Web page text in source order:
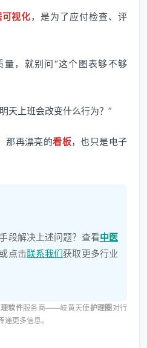
视化，是为了应付检查、评
，就别问“这个图表够不够
天上班会改变什么行为？”
那再漂亮的看板，也只是电子
段解决上述问题？查看中医
点击联系我们获取更多行业
软件服务商——岐黄天使护理圈 对行
更多信息。